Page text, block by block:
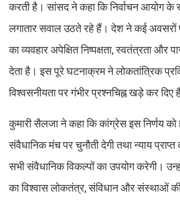
करती है। सांसद ने कहा कि निर्वाचन आयोग के
लगातार सवाल उठते रहे हैं। देश ने कई अवसरों
का व्यवहार अपेक्षित निष्पक्षता, स्वतंत्रता और
देता है। इस पूरे घटनाक्रम ने लोकतांत्रिक
विश्वसनीयता पर गंभीर प्रश्नचिह्न खड़े कर दिए
कुमारी सैलजा ने कहा कि कांग्रेस इस निर्णय
संवैधानिक मंच पर चुनौती देगी तथा न्याय
सभी संवैधानिक विकल्पों का उपयोग करेगी।
का विश्वास लोकतंत्र, संविधान और संस्थाओं की